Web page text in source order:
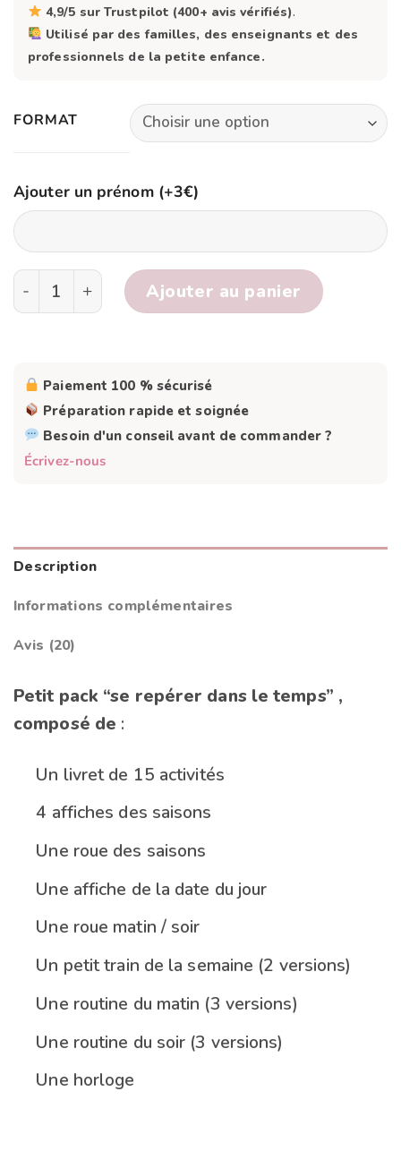
à
35,90 €
4,9/5 sur Trustpilot (400+ avis vérifiés).
Utilisé par des familles, des enseignants et des
professionnels de la petite enfance.
FORMAT
Ajouter un prénom (+3€)
quantité de Mon petit pack : SE REPÉRER DANS LE
Ajouter au panier
Paiement 100 % sécurisé
Préparation rapide et soignée
Besoin d'un conseil avant de commander ?
Écrivez-nous
Description
Informations complémentaires
Avis (20)
Petit pack “se repérer dans le temps” ,
composé de :
Un livret de 15 activités
4 affiches des saisons
Une roue des saisons
Une affiche de la date du jour
Une roue matin / soir
Un petit train de la semaine (2 versions)
Une routine du matin (3 versions)
Une routine du soir (3 versions)
Une horloge